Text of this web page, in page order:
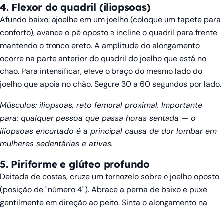
4. Flexor do quadril (iliopsoas)
Afundo baixo: ajoelhe em um joelho (coloque um tapete para
conforto), avance o pé oposto e incline o quadril para frente
mantendo o tronco ereto. A amplitude do alongamento
ocorre na parte anterior do quadril do joelho que está no
chão. Para intensificar, eleve o braço do mesmo lado do
joelho que apoia no chão. Segure 30 a 60 segundos por lado.
Músculos: iliopsoas, reto femoral proximal. Importante
para: qualquer pessoa que passa horas sentada — o
iliopsoas encurtado é a principal causa de dor lombar em
mulheres sedentárias e ativas.
5. Piriforme e glúteo profundo
Deitada de costas, cruze um tornozelo sobre o joelho oposto
(posição de "número 4"). Abrace a perna de baixo e puxe
gentilmente em direção ao peito. Sinta o alongamento na